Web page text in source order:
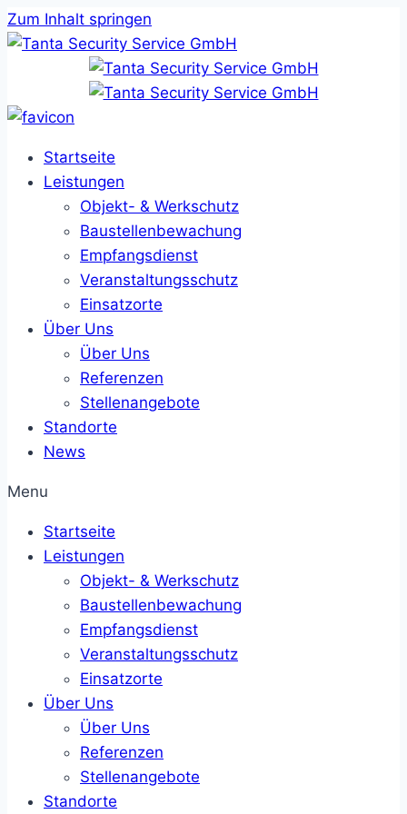
Zum Inhalt springen
Startseite
Leistungen
Objekt- & Werkschutz
Baustellenbewachung
Empfangsdienst
Veranstaltungsschutz
Einsatzorte
Über Uns
Über Uns
Referenzen
Stellenangebote
Standorte
News
Menu
Startseite
Leistungen
Objekt- & Werkschutz
Baustellenbewachung
Empfangsdienst
Veranstaltungsschutz
Einsatzorte
Über Uns
Über Uns
Referenzen
Stellenangebote
Standorte